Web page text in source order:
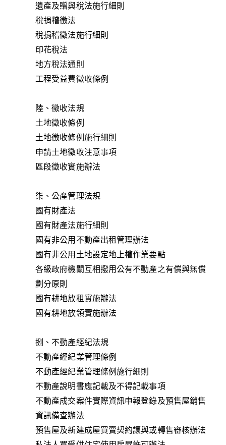
遺產及贈與稅法施行細則
稅捐稽徵法
稅捐稽徵法施行細則
印花稅法
地方稅法通則
工程受益費徵收條例
陸、徵收法規
土地徵收條例
土地徵收條例施行細則
申請土地徵收注意事項
區段徵收實施辦法
柒、公產管理法規
國有財產法
國有財產法施行細則
國有非公用不動產出租管理辦法
國有非公用土地設定地上權作業要點
各級政府機關互相撥用公有不動產之有償與無償
劃分原則
國有耕地放租實施辦法
國有耕地放領實施辦法
捌、不動產經紀法規
不動產經紀業管理條例
不動產經紀業管理條例施行細則
不動產說明書應記載及不得記載事項
不動產成交案件實際資訊申報登錄及預售屋銷售
資訊備查辦法
預售屋及新建成屋買賣契約讓與或轉售審核辦法